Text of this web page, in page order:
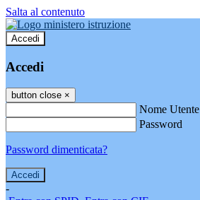
Salta al contenuto
Accedi
Accedi
button close ×
Nome Utente
Password
Password dimenticata?
-